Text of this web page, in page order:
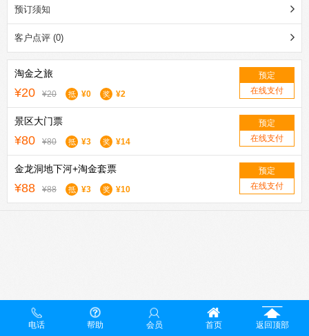
预订须知
客户点评 (0)
淘金之旅
¥20 ¥20 抵 ¥0 奖 ¥2
预定
在线支付
景区大门票
¥80 ¥80 抵 ¥3 奖 ¥14
预定
在线支付
金龙洞地下河+淘金套票
¥88 ¥88 抵 ¥3 奖 ¥10
预定
在线支付
电话 帮助 会员 首页 返回顶部